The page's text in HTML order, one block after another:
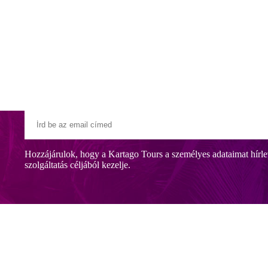
mallorcai nyaraláshoz. A nemrégiben felújított létesítmény a
szerinti buszjárattal könnyen megközelíthető, megálló a
Hozzájárulok, hogy a Kartago Tours a személyes adataimat
szolgáltatás céljából kezelje.